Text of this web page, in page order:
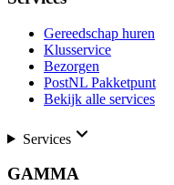
Gereedschap huren
Klusservice
Bezorgen
PostNL Pakketpunt
Bekijk alle services
Services
GAMMA